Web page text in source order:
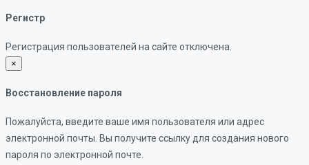
Регистр
Регистрация пользователей на сайте отключена.
×
Восстановление пароля
Пожалуйста, введите ваше имя пользователя или адрес
электронной почты. Вы получите ссылку для создания нового
пароля по электронной почте.